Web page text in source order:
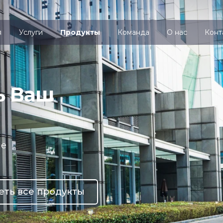
Услуги Продукты Команда О нас
Ваш
все продукты